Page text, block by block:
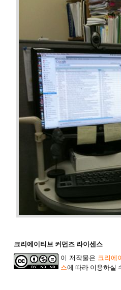
크리에이티브 커먼즈 라이센스
이 저작물은 크리에
스에 따라 이용하실